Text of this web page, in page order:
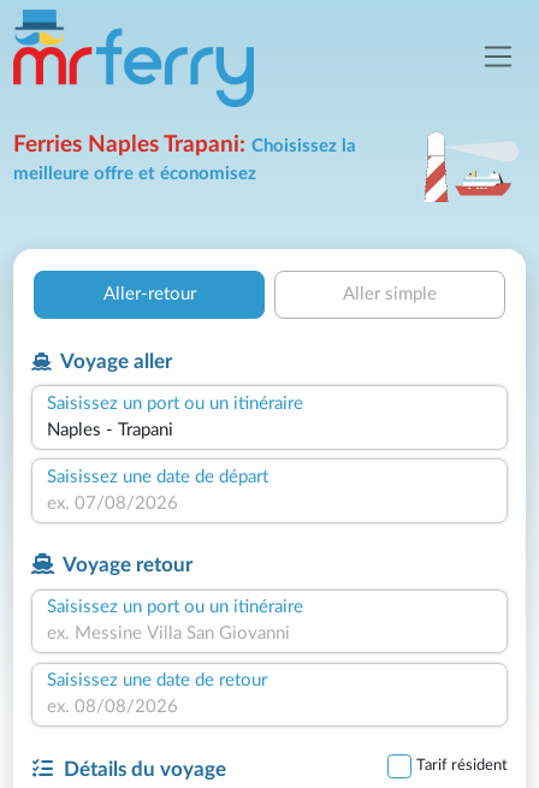
Ferries Naples Trapani:Choisissez la
meilleure offre et économisez
Aller-retour Aller simple
Voyage aller
Saisissez un port ou un itinéraire
Saisissez une date de départ
Voyage retour
Saisissez un port ou un itinéraire
Saisissez une date de retour
Détails du voyage Tarif résident